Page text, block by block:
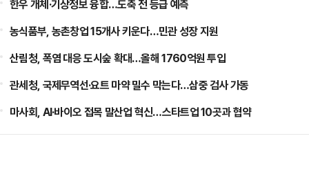
한우 개체·기상정보 융합…도축 전 등급 예측
농식품부, 농촌창업 15개사 키운다…민관 성장 지원
산림청, 폭염 대응 도시숲 확대…올해 1760억원 투입
관세청, 국제무역선·요트 마약 밀수 막는다…삼중 검사 가동
마사회, AI·바이오 접목 말산업 혁신…스타트업 10곳과 협약